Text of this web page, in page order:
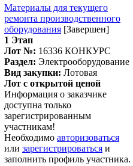
Материалы для текущего
ремонта производственного
оборудования [Завершен]
1 Этап
Лот №: 16336 КОНКУРС
Раздел: Электрооборудование
Вид закупки: Лотовая
Лот с открытой ценой
Информация о заказчике
доступна только
зарегистрированным
участникам!
Необходимо авторизоваться
или зарегистрироваться и
заполнить профиль участника.